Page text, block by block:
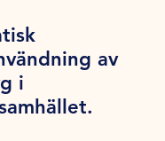
av
i